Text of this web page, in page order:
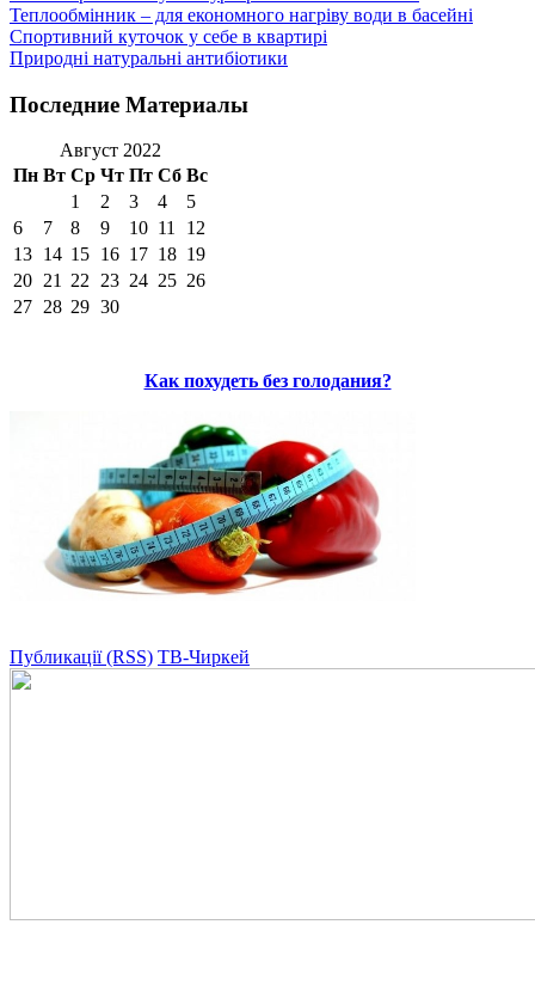
Теплообмінник – для економного нагріву води в басейні
Спортивний куточок у себе в квартирі
Природні натуральні антибіотики
Последние Материалы
Август 2022
Пн Вт Ср Чт Пт Сб Вс
1
2 3 4
5
6
7 8 9 10 11
12
13 14 15 16 17 18 19
20 21 22 23 24 25 26
27 28 29 30
Как похудеть без голодания?
Публикації (RSS) ТВ-Чиркей